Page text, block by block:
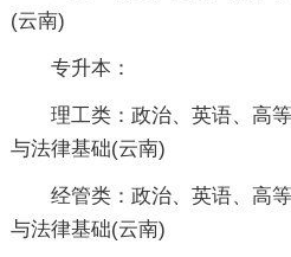
(云南)
专升本：
理工类：政治、英语、高等
与法律基础(云南)
经管类：政治、英语、高等
与法律基础(云南)